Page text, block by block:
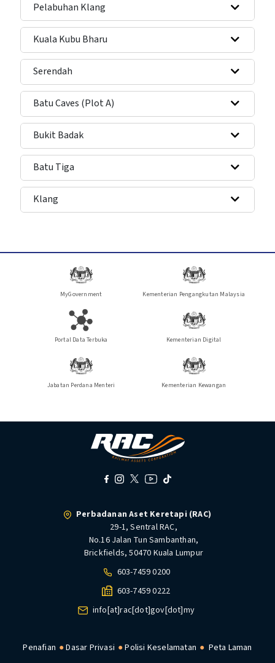
Pelabuhan Klang
Kuala Kubu Bharu
Serendah
Batu Caves (Plot A)
Bukit Badak
Batu Tiga
Klang
MyGovernment Kementerian Pengangkutan Malaysia
Portal Data Terbuka Kementerian Digital
Jabatan Perdana Menteri Kementerian Kewangan
Perbadanan Aset Keretapi (RAC)
29-1, Sentral RAC,
No.16 Jalan Tun Sambanthan,
Brickfields, 50470 Kuala Lumpur
603-7459 0200
603-7459 0222
info[at]rac[dot]gov[dot]my
Penafian Dasar Privasi Polisi Keselamatan
Peta Laman